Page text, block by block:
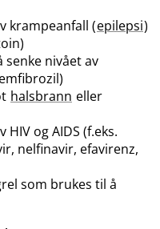
krampeanfall (epilepsi)
nivået av
halsbrann eller
og AIDS (f.eks.
nelfinavir, efavirenz,
som brukes til å